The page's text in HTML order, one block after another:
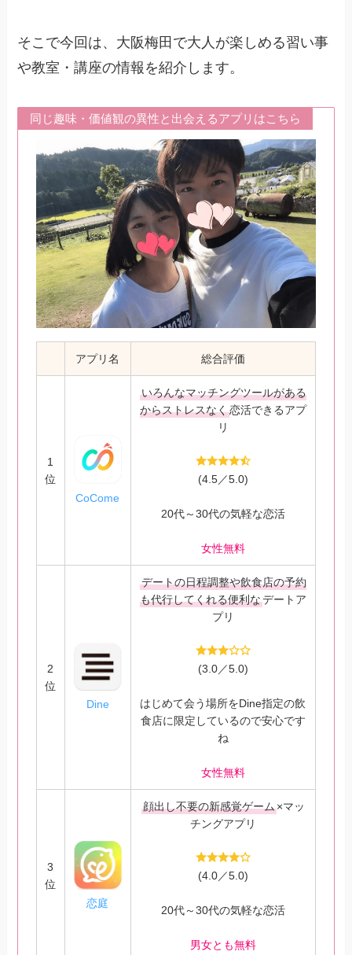
そこで今回は、大阪梅田で大人が楽しめる習い事
や教室・講座の情報を紹介します。
同じ趣味・価値観の異性と出会えるアプリはこちら
アプリ名 総合評価
1
位
CoCome
いろんなマッチングツールがある
からストレスなく恋活できるアプ
リ
(4.5／5.0)
20代～30代の気軽な恋活
女性無料
2
位
Dine
デートの日程調整や飲食店の予約
も代行してくれる便利なデートア
プリ
(3.0／5.0)
はじめて会う場所をDine指定の飲
食店に限定しているので安心です
ね
女性無料
3
位
恋庭
顔出し不要の新感覚ゲーム×マッ
チングアプリ
(4.0／5.0)
20代～30代の気軽な恋活
男女とも無料